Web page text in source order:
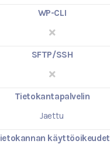
WP-CLI
SFTP/SSH
Tietokantapalvelin
Jaettu
käyttöoikeudet